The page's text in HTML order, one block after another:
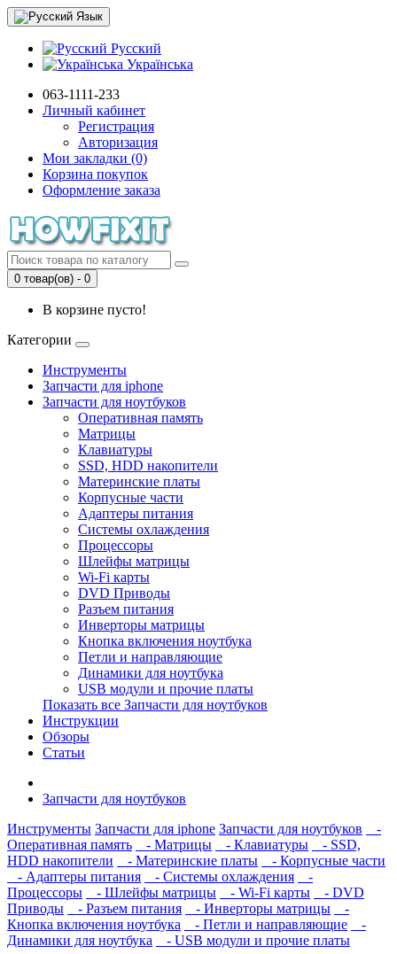
Язык
Русский
Українська
063-1111-233
Личный кабинет
Регистрация
Авторизация
Мои закладки (0)
Корзина покупок
Оформление заказа
0 товар(ов) - 0
В корзине пусто!
Категории
Инструменты
Запчасти для iphone
Запчасти для ноутбуков
Оперативная память
Матрицы
Клавиатуры
SSD, HDD накопители
Материнские платы
Корпусные части
Адаптеры питания
Системы охлаждения
Процессоры
Шлейфы матрицы
Wi-Fi карты
DVD Приводы
Разъем питания
Инверторы матрицы
Кнопка включения ноутбука
Петли и направляющие
Динамики для ноутбука
USB модули и прочие платы
Показать все Запчасти для ноутбуков
Инструкции
Обзоры
Статьи
Запчасти для ноутбуков
Инструменты Запчасти для iphone Запчасти для ноутбуков
-
Оперативная память
- Матрицы - Клавиатуры
- SSD,
HDD накопители
- Материнские платы
- Корпусные части
- Адаптеры питания
- Системы охлаждения
-
Процессоры
- Шлейфы матрицы - Wi-Fi карты
- DVD
Приводы
- Разъем питания - Инверторы матрицы
-
Кнопка включения ноутбука
- Петли и направляющие
-
Динамики для ноутбука
- USB модули и прочие платы